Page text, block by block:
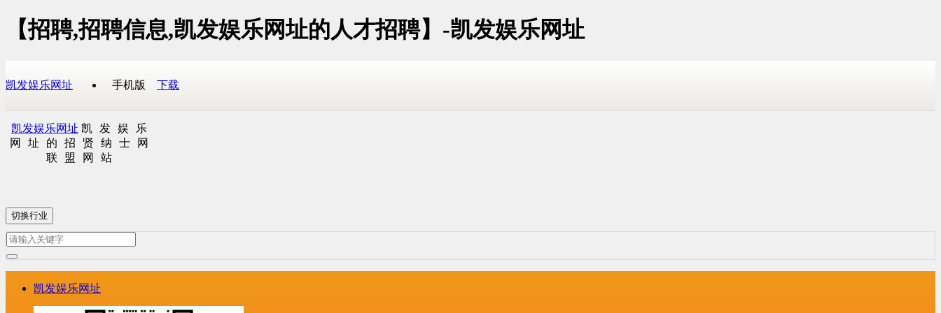
【招聘,招聘信息,凯发娱乐网址的人才招聘】-凯发娱乐网址
凯发娱乐网址 手机版 下载
凯发娱乐网址 凯发娱乐
网址的招贤纳士网
联盟网站
切换行业
凯发娱乐网址